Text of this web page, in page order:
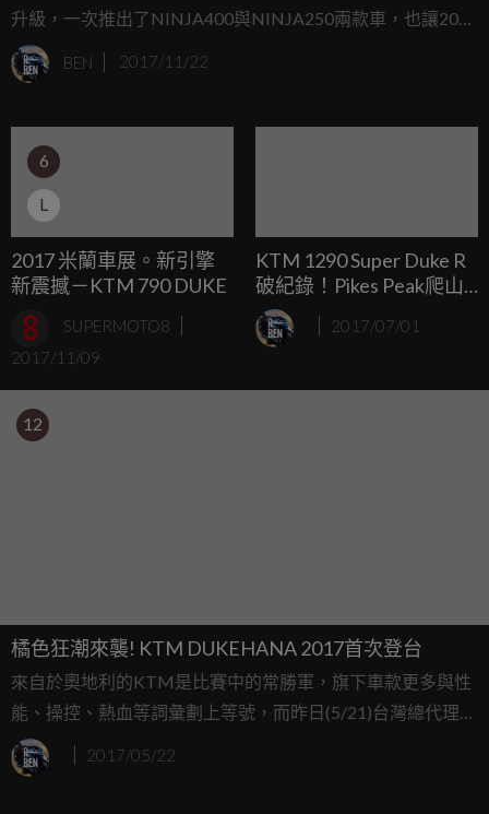
升級，一次推出了NINJA400與NINJA250兩款車，也讓2018
年輕跑車市場有了全新變化。我們今天就針對2018年將在台
灣市場上販售的黃牌仿賽車款，進行一次更新PK，將檯面數
BEN 2017/11/22
6
L
2017 米蘭車展。新引擎
新震撼－KTM 790 DUKE
SUPERMOTO8
2017/11/09
KTM 1290 Super Duke R
破紀錄！Pikes Peak爬山
賽成為焦點
2017/07/01
12
橘色狂潮來襲! KTM DUKEHANA 2017首次登台
來自於奧地利的KTM是比賽中的常勝軍，旗下車款更多與性
能、操控、熱血等詞彙劃上等號，而昨日(5/21)台灣總代理安
東企業便於桃園的忠原駕訓中心舉辦了台灣首屆，KTM系列
重機專屬活動「2017 KTM DUKEHANA」金卡納活動...
2017/05/22